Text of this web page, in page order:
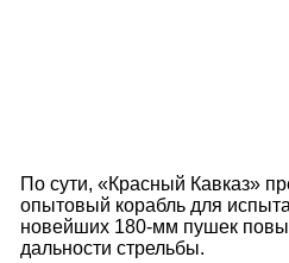
По сути, «Красный Кавказ»
опытовый корабль для
новейших 180-мм пушек
дальности стрельбы.